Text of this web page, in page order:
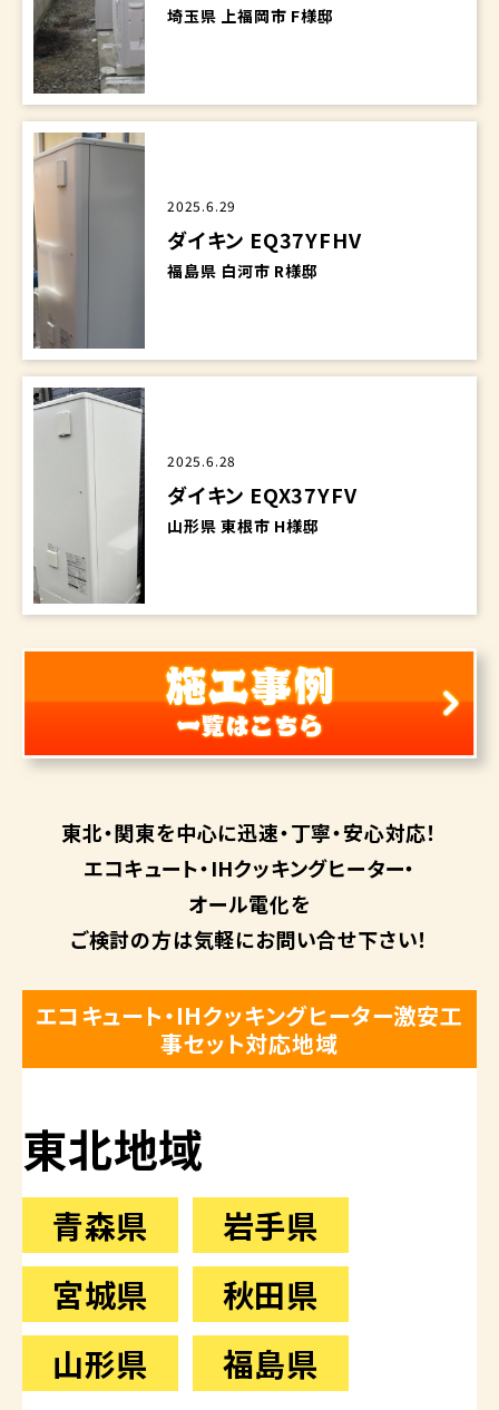
埼玉県 上福岡市 F様邸
2025.6.29
ダイキン EQ37YFHV
福島県 白河市 R様邸
2025.6.28
ダイキン EQX37YFV
山形県 東根市 H様邸
東北・関東を中心に迅速・丁寧・安心対応！
エコキュート・IHクッキングヒーター・
オール電化を
ご検討の方は気軽にお問い合せ下さい！
エコキュート・IHクッキングヒーター激安工
事セット対応地域
東北地域
青森県
岩手県
宮城県
秋田県
山形県
福島県